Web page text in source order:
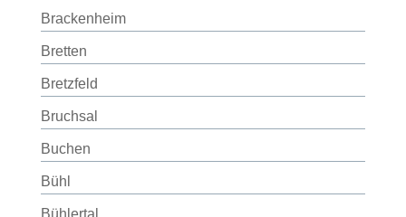
Brackenheim
Bretten
Bretzfeld
Bruchsal
Buchen
Bühl
Bühlertal